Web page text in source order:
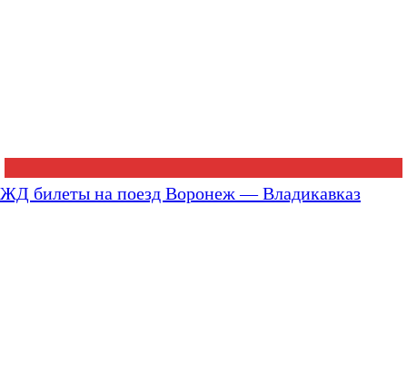
ЖД билеты на поезд Воронеж — Владикавказ